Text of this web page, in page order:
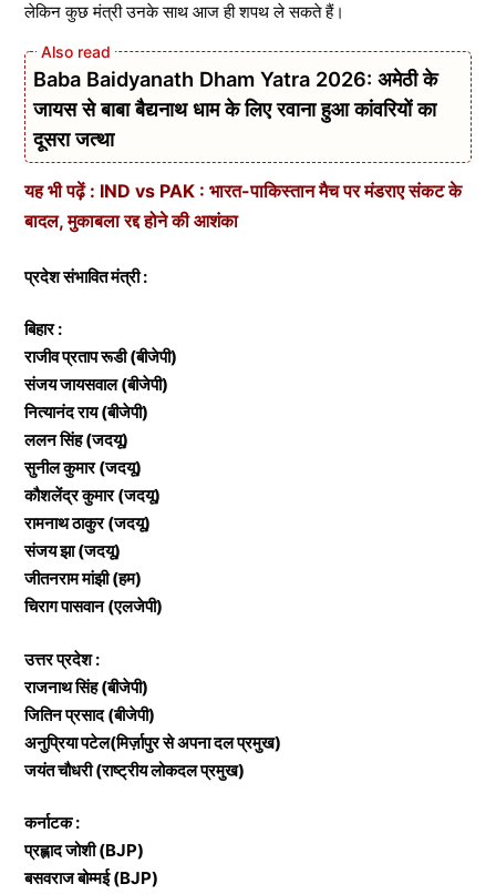
लेकिन कुछ मंत्री उनके साथ आज ही शपथ ले सकते हैं।
Baba Baidyanath Dham Yatra 2026: अमेठी के
जायस से बाबा बैद्यनाथ धाम के लिए रवाना हुआ कांवरियों का
दूसरा जत्था
यह भी पढ़ें : IND vs PAK : भारत-पाकिस्तान मैच पर मंडराए संकट के
बादल, मुकाबला रद्द होने की आशंका
प्रदेश संभावित मंत्री :
बिहार :
राजीव प्रताप रूडी (बीजेपी)
संजय जायसवाल (बीजेपी)
नित्यानंद राय (बीजेपी)
ललन सिंह (जदयू)
सुनील कुमार (जदयू)
कौशलेंद्र कुमार (जदयू)
रामनाथ ठाकुर (जदयू)
संजय झा (जदयू)
जीतनराम मांझी (हम)
चिराग पासवान (एलजेपी)
उत्तर प्रदेश :
राजनाथ सिंह (बीजेपी)
जितिन प्रसाद (बीजेपी)
अनुप्रिया पटेल(मिर्ज़ापुर से अपना दल प्रमुख)
जयंत चौधरी (राष्ट्रीय लोकदल प्रमुख)
कर्नाटक :
प्रह्लाद जोशी (BJP)
बसवराज बोम्मई (BJP)